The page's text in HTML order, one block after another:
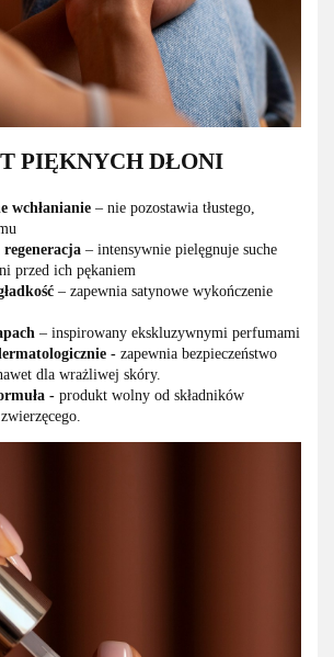
PIĘKNYCH DŁONI
wchłanianie – nie pozostawia tłustego,
– intensywnie pielęgnuje suche
przed ich pękaniem
– zapewnia satynowe wykończenie
– inspirowany ekskluzywnymi perfumami
- zapewnia bezpieczeństwo
dla wrażliwej skóry.
- produkt wolny od składników